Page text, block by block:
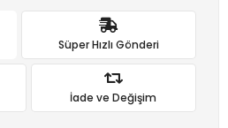
Süper Hızlı Gönderi
İade ve Değişim